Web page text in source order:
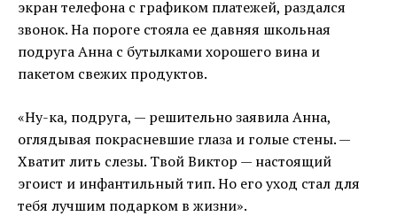
экран телефона с графиком платежей, раздался
звонок. На пороге стояла ее давняя школьная
подруга Анна с бутылками хорошего вина и
пакетом свежих продуктов.
«Ну-ка, подруга, — решительно заявила Анна,
оглядывая покрасневшие глаза и голые стены. —
Хватит лить слезы. Твой Виктор — настоящий
эгоист и инфантильный тип. Но его уход стал для
тебя лучшим подарком в жизни».